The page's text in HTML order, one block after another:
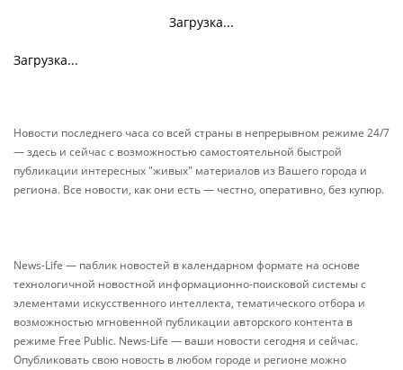
Загрузка...
Загрузка...
Новости последнего часа со всей страны в непрерывном режиме 24/7
— здесь и сейчас с возможностью самостоятельной быстрой
публикации интересных "живых" материалов из Вашего города и
региона. Все новости, как они есть — честно, оперативно, без купюр.
News-Life — паблик новостей в календарном формате на основе
технологичной новостной информационно-поисковой системы с
элементами искусственного интеллекта, тематического отбора и
возможностью мгновенной публикации авторского контента в
режиме Free Public. News-Life — ваши новости сегодня и сейчас.
Опубликовать свою новость в любом городе и регионе можно